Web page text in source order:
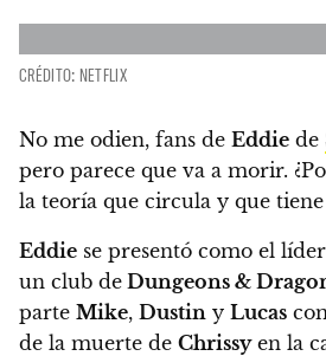
CRÉDITO: NETFLIX
No me odien, fans de Eddie de
pero parece que va a morir.
la teoría que circula y que tiene
Eddie se presentó como el
un club de Dungeons &
parte Mike, Dustin y Lucas
de la muerte de Chrissyen la